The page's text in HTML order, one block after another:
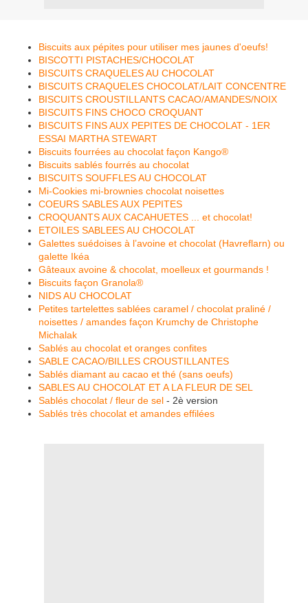
Biscuits aux pépites pour utiliser mes jaunes d'oeufs!
BISCOTTI PISTACHES/CHOCOLAT
BISCUITS CRAQUELES AU CHOCOLAT
BISCUITS CRAQUELES CHOCOLAT/LAIT CONCENTRE
BISCUITS CROUSTILLANTS CACAO/AMANDES/NOIX
BISCUITS FINS CHOCO CROQUANT
BISCUITS FINS AUX PEPITES DE CHOCOLAT - 1ER
ESSAI MARTHA STEWART
Biscuits fourrées au chocolat façon Kango®
Biscuits sablés fourrés au chocolat
BISCUITS SOUFFLES AU CHOCOLAT
Mi-Cookies mi-brownies chocolat noisettes
COEURS SABLES AUX PEPITES
CROQUANTS AUX CACAHUETES ... et chocolat!
ETOILES SABLEES AU CHOCOLAT
Galettes suédoises à l’avoine et chocolat (Havreflarn) ou
galette Ikéa
Gâteaux avoine & chocolat, moelleux et gourmands !
Biscuits façon Granola®
NIDS AU CHOCOLAT
Petites tartelettes sablées caramel / chocolat praliné /
noisettes / amandes façon Krumchy de Christophe
Michalak
Sablés au chocolat et oranges confites
SABLE CACAO/BILLES CROUSTILLANTES
Sablés diamant au cacao et thé (sans oeufs)
SABLES AU CHOCOLAT ET A LA FLEUR DE SEL
Sablés chocolat / fleur de sel - 2è version
Sablés très chocolat et amandes effilées